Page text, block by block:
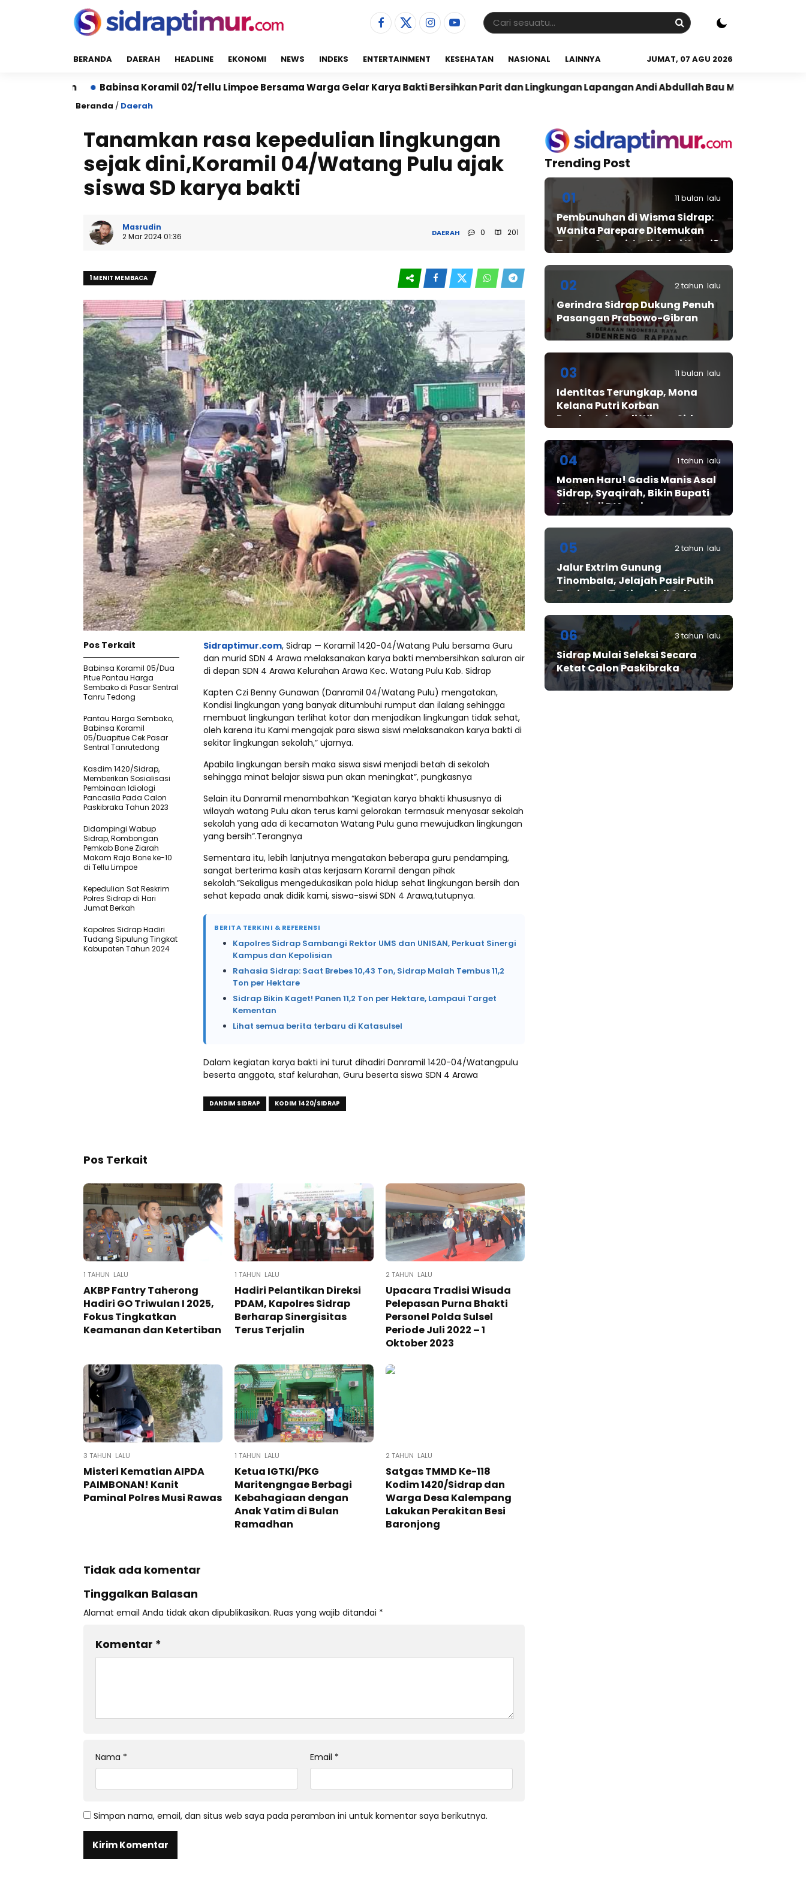
BERANDA DAERAH HEADLINE EKONOMI NEWS INDEKS ENTERTAINMENT KESEHATAN NASIONAL LAINNYA JUMAT, 07 AGU 2026
Babinsa Koramil 02/Tellu Limpoe Bersama Warga Gelar Karya Bakti Bersihkan Parit dan Lingkungan Lapangan Andi Abdullah Bau Massepe Panen Raya di
Beranda / Daerah
Tanamkan rasa kepedulian lingkungan
sejak dini,Koramil 04/Watang Pulu ajak
siswa SD karya bakti
Masrudin
2 Mar 2024 01:36
DAERAH 0 201
1 MENIT MEMBACA
Sidraptimur.com, Sidrap — Koramil 1420-04/Watang Pulu bersama Guru
dan murid SDN 4 Arawa melaksanakan karya bakti membersihkan saluran air
di depan SDN 4 Arawa Kelurahan Arawa Kec. Watang Pulu Kab. Sidrap
Kapten Czi Benny Gunawan (Danramil 04/Watang Pulu) mengatakan,
Kondisi lingkungan yang banyak ditumbuhi rumput dan ilalang sehingga
membuat lingkungan terlihat kotor dan menjadikan lingkungan tidak sehat,
oleh karena itu Kami mengajak para siswa siswi melaksanakan karya bakti di
sekitar lingkungan sekolah,” ujarnya.
Apabila lingkungan bersih maka siswa siswi menjadi betah di sekolah
sehingga minat belajar siswa pun akan meningkat”, pungkasnya
Selain itu Danramil menambahkan “Kegiatan karya bhakti khususnya di
wilayah watang Pulu akan terus kami gelorakan termasuk menyasar sekolah
sekolah yang ada di kecamatan Watang Pulu guna mewujudkan lingkungan
yang bersih”.Terangnya
Sementara itu, lebih lanjutnya mengatakan beberapa guru pendamping,
sangat berterima kasih atas kerjasam Koramil dengan pihak
sekolah.”Sekaligus mengedukasikan pola hidup sehat lingkungan bersih dan
sehat kepada anak didik kami, siswa-siswi SDN 4 Arawa,tutupnya.
BERITA TERKINI & REFERENSI
Kapolres Sidrap Sambangi Rektor UMS dan UNISAN, Perkuat Sinergi
Kampus dan Kepolisian
Rahasia Sidrap: Saat Brebes 10,43 Ton, Sidrap Malah Tembus 11,2
Ton per Hektare
Sidrap Bikin Kaget! Panen 11,2 Ton per Hektare, Lampaui Target
Kementan
Lihat semua berita terbaru di Katasulsel
Dalam kegiatan karya bakti ini turut dihadiri Danramil 1420-04/Watangpulu
beserta anggota, staf kelurahan, Guru beserta siswa SDN 4 Arawa
DANDIM SIDRAP KODIM 1420/SIDRAP
Pos Terkait
Babinsa Koramil 05/Dua
Pitue Pantau Harga
Sembako di Pasar Sentral
Tanru Tedong
Pantau Harga Sembako,
Babinsa Koramil
05/Duapitue Cek Pasar
Sentral Tanrutedong
Kasdim 1420/Sidrap,
Memberikan Sosialisasi
Pembinaan Idiologi
Pancasila Pada Calon
Paskibraka Tahun 2023
Didampingi Wabup
Sidrap, Rombongan
Pemkab Bone Ziarah
Makam Raja Bone ke-10
di Tellu Limpoe
Kepedulian Sat Reskrim
Polres Sidrap di Hari
Jumat Berkah
Kapolres Sidrap Hadiri
Tudang Sipulung Tingkat
Kabupaten Tahun 2024
Pos Terkait
1 TAHUN LALU
AKBP Fantry Taherong
Hadiri GO Triwulan I 2025,
Fokus Tingkatkan
Keamanan dan Ketertiban
1 TAHUN LALU
Hadiri Pelantikan Direksi
PDAM, Kapolres Sidrap
Berharap Sinergisitas
Terus Terjalin
2 TAHUN LALU
Upacara Tradisi Wisuda
Pelepasan Purna Bhakti
Personel Polda Sulsel
Periode Juli 2022 – 1
Oktober 2023
3 TAHUN LALU
Misteri Kematian AIPDA
PAIMBONAN! Kanit
Paminal Polres Musi Rawas
1 TAHUN LALU
Ketua IGTKI/PKG
Maritengngae Berbagi
Kebahagiaan dengan
Anak Yatim di Bulan
Ramadhan
2 TAHUN LALU
Satgas TMMD Ke-118
Kodim 1420/Sidrap dan
Warga Desa Kalempang
Lakukan Perakitan Besi
Baronjong
Tidak ada komentar
Tinggalkan Balasan
Alamat email Anda tidak akan dipublikasikan. Ruas yang wajib ditandai *
Komentar *
Nama * Email *
Simpan nama, email, dan situs web saya pada peramban ini untuk komentar saya berikutnya.
Trending Post
01 11 bulan lalu
Pembunuhan di Wisma Sidrap:
Wanita Parepare Ditemukan
Tewas, Suami Jadi Saksi Kunci?
02 2 tahun lalu
Gerindra Sidrap Dukung Penuh
Pasangan Prabowo-Gibran
03 11 bulan lalu
Identitas Terungkap, Mona
Kelana Putri Korban
Pembunuhan di Wisma Sidrap
04 1 tahun lalu
Momen Haru! Gadis Manis Asal
Sidrap, Syaqirah, Bikin Bupati
Mewek di D’Academy​
05 2 tahun lalu
Jalur Extrim Gunung
Tinombala, Jelajah Pasir Putih
Tanjakan Tertinggi di Sulteng
06 3 tahun lalu
Sidrap Mulai Seleksi Secara
Ketat Calon Paskibraka